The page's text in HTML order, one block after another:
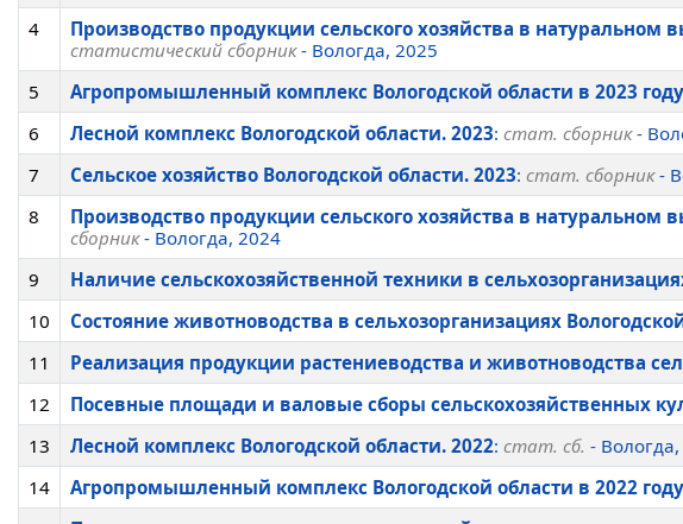
4
Производство продукции сельского хозяйства в натуральном
статистический сборник- Вологда, 2025
5
Агропромышленный комплекс Вологодской области в 2023 году
6
Лесной комплекс Вологодской области. 2023: стат. сборник-
7
Сельское хозяйство Вологодской области. 2023: стат. сборник-
8
Производство продукции сельского хозяйства в натуральном
сборник- Вологда, 2024
9
Наличие сельскохозяйственной техники в
10
Состояние животноводства в сельхозорганизациях
11
Реализация продукции растениеводства и животноводства
12
Посевные площади и валовые сборы сельскохозяйственных
13
Лесной комплекс Вологодской области. 2022: стат. сб. -
14
Агропромышленный комплекс Вологодской области в 2022 году